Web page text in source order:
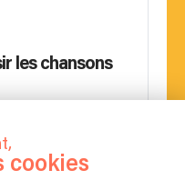
les chansons
une chanson
?
cookies